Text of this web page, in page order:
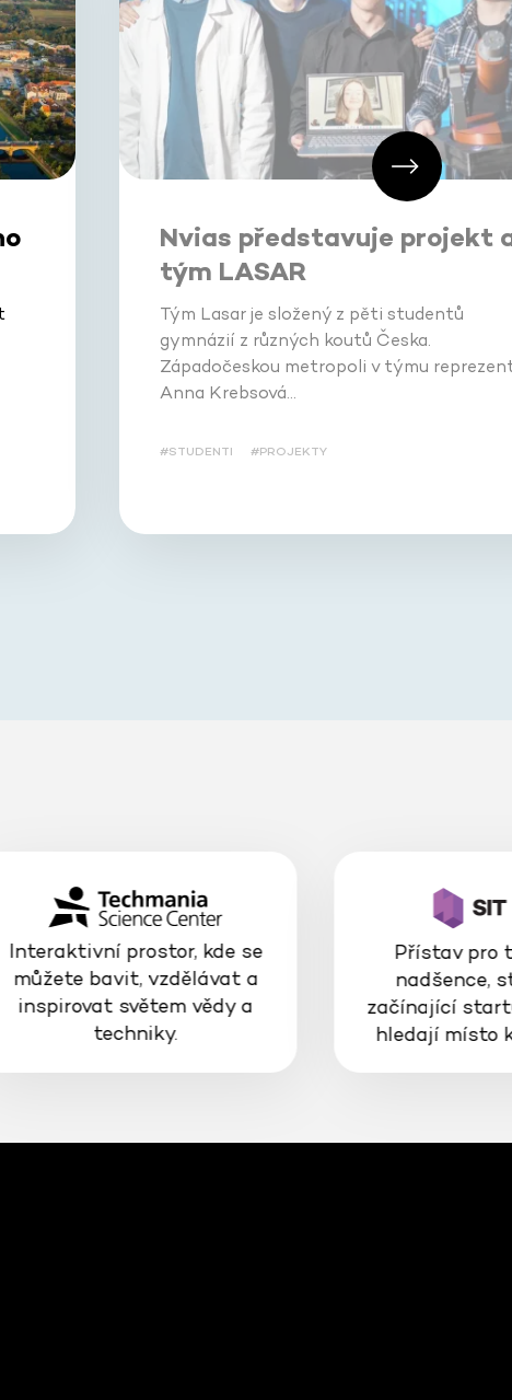
Nvias představuje projekt
tým LASAR
Tým Lasar je složený z pěti studentů
gymnázií z různých koutů Česka.
Západočeskou metropoli v týmu
Anna Krebsová…
#STUDENTI #PROJEKTY
Interaktivní prostor, kde se
můžete bavit, vzdělávat a
inspirovat světem vědy a
techniky.
Přístav pro
nadšence,
začínající
hledají místo